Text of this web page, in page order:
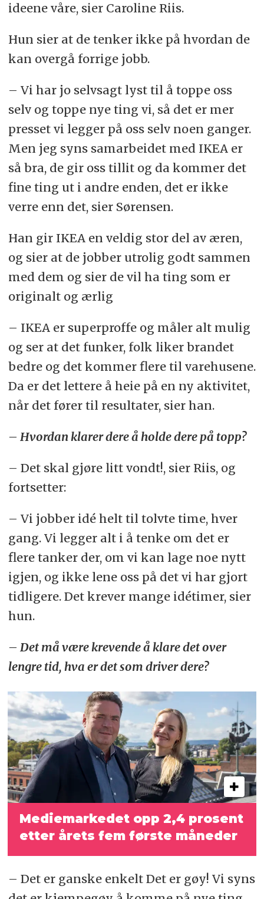
ideene våre, sier Caroline Riis.
Hun sier at de tenker ikke på hvordan de
kan overgå forrige jobb.
– Vi har jo selvsagt lyst til å toppe oss
selv og toppe nye ting vi, så det er mer
presset vi legger på oss selv noen ganger.
Men jeg syns samarbeidet med IKEA er
så bra, de gir oss tillit og da kommer det
fine ting ut i andre enden, det er ikke
verre enn det, sier Sørensen.
Han gir IKEA en veldig stor del av æren,
og sier at de jobber utrolig godt sammen
med dem og sier de vil ha ting som er
originalt og ærlig
– IKEA er superproffe og måler alt mulig
og ser at det funker, folk liker brandet
bedre og det kommer flere til varehusene.
Da er det lettere å heie på en ny aktivitet,
når det fører til resultater, sier han.
– Hvordan klarer dere å holde dere på topp?
– Det skal gjøre litt vondt!, sier Riis, og
fortsetter:
– Vi jobber idé helt til tolvte time, hver
gang. Vi legger alt i å tenke om det er
flere tanker der, om vi kan lage noe nytt
igjen, og ikke lene oss på det vi har gjort
tidligere. Det krever mange idétimer, sier
hun.
– Det må være krevende å klare det over
lengre tid, hva er det som driver dere?
Mediemarkedet opp 2,4 prosent
etter årets fem første måneder
– Det er ganske enkelt Det er gøy! Vi syns